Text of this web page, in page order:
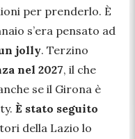
per prenderlo. È
s’era pensato ad
jolly. Terzino
nel 2027, il che
se il Girona è
È stato seguito
della Lazio lo